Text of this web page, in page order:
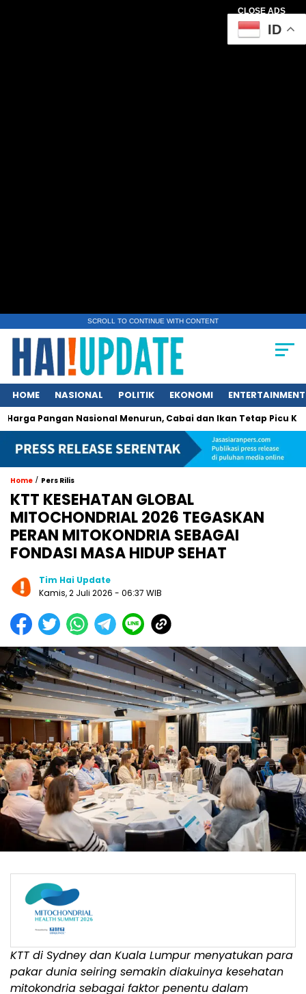
CLOSE ADS
SCROLL TO CONTINUE WITH CONTENT
HOME NASIONAL POLITIK EKONOMI ENTERTAINMENT
Nasional Menurun, Cabai dan Ikan Tetap Picu Kegelisahan
Home / Pers Rilis
KTT KESEHATAN GLOBAL
MITOCHONDRIAL 2026 TEGASKAN
PERAN MITOKONDRIA SEBAGAI
FONDASI MASA HIDUP SEHAT
Tim Hai Update
Kamis, 2 Juli 2026 - 06:37 WIB
KTT di Sydney dan Kuala Lumpur menyatukan para
pakar dunia seiring semakin diakuinya kesehatan
mitokondria sebagai faktor penentu dalam
ID